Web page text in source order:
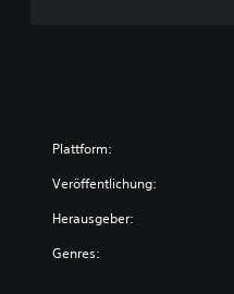
Plattform:
Veröffentlichung:
Herausgeber:
Genres: